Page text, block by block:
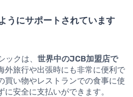
うにサポートされています
クは、 世界中のJCB加盟店で
外旅行や出張時にも非常に便利で
買い物やレストランでの食事に使
に安全に支払いができます。